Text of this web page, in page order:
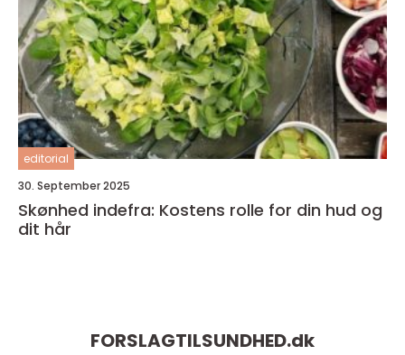
editorial
30. September 2025
Skønhed indefra: Kostens rolle for din hud og
dit hår
FORSLAGTILSUNDHED.dk